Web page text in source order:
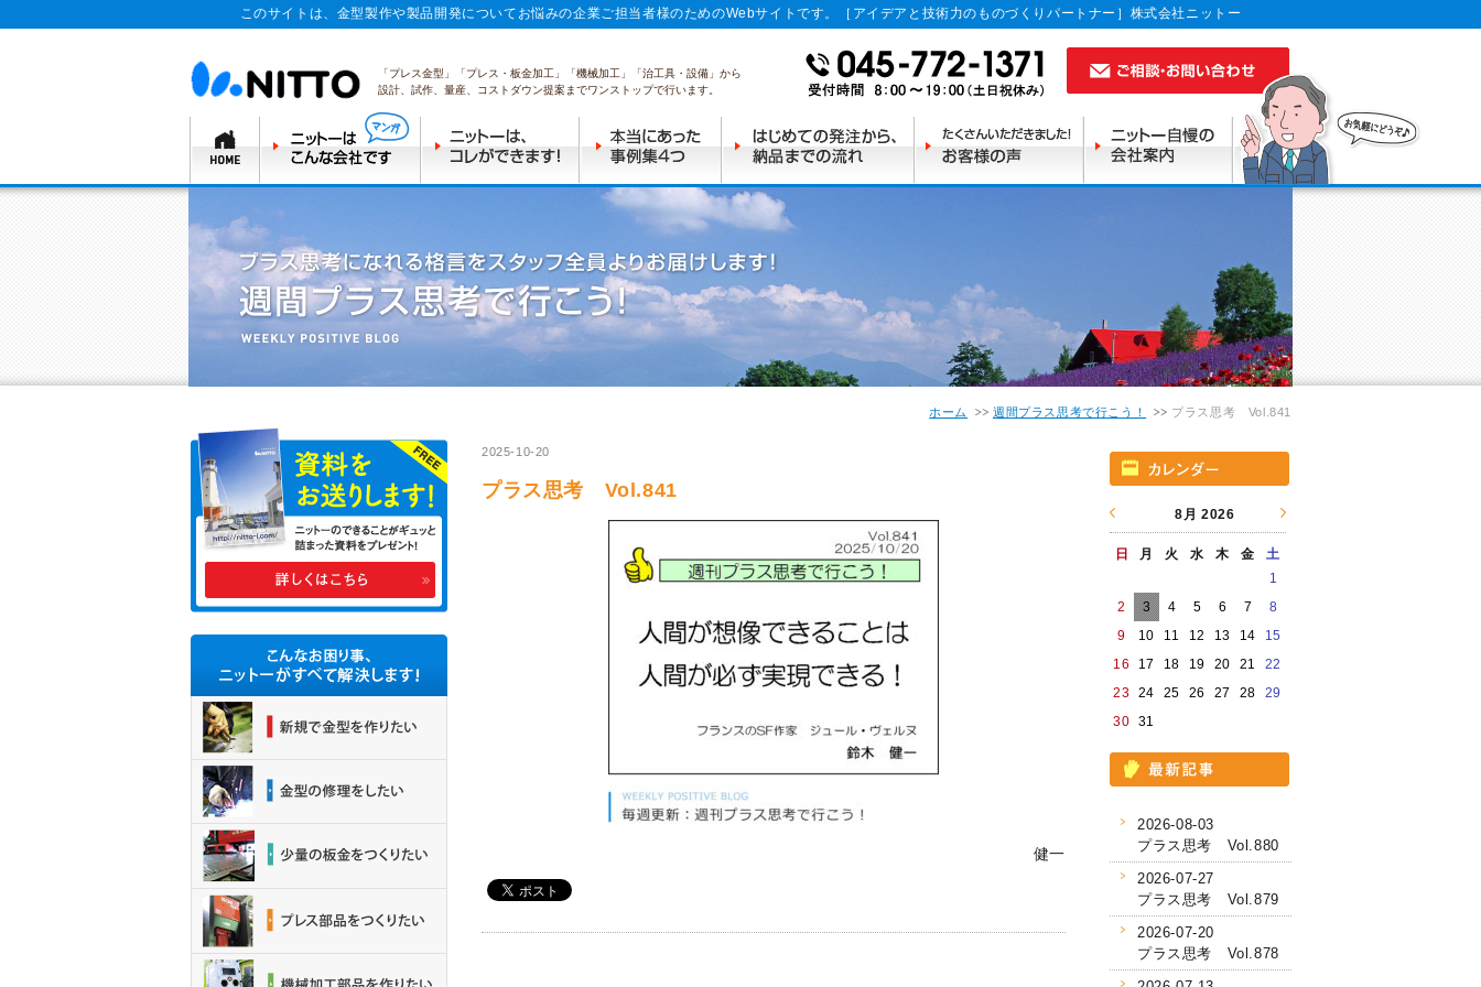
このサイトは、金型製作や製品開発についてお悩みの企業ご担当者様のためのWebサイトです。［アイデアと技術力のものづくりパートナー］株式会社ニットー
「プレス金型」「プレス・板金加工」「機械加工」「治工具・設備」から
設計、試作、量産、コストダウン提案までワンストップで行います。
ホーム 週間プラス思考で行こう！ プラス思考 Vol.841
2025-10-20
プラス思考 Vol.841
健一
8月 2026
日 月 火 水 木 金
土
1
2
3 4 5 6 7
8
9
10 11 12 13 14
15
16
17 18 19 20 21
22
23 24 25 26 27 28
29
30 31
2026-08-03
プラス思考 Vol.880
2026-07-27
プラス思考 Vol.879
2026-07-20
プラス思考 Vol.878